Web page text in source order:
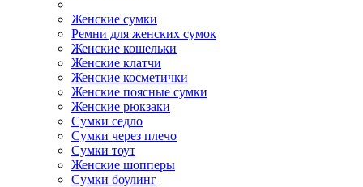
Женские сумки
Ремни для женских сумок
Женские кошельки
Женские клатчи
Женские косметички
Женские поясные сумки
Женские рюкзаки
Сумки седло
Сумки через плечо
Сумки тоут
Женские шопперы
Сумки боулинг